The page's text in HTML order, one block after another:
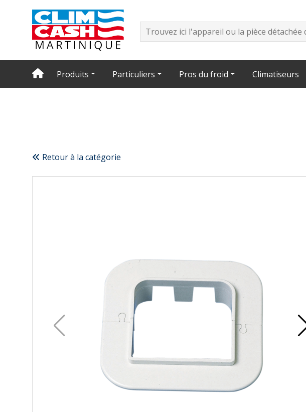
Produits Particuliers Pros du froid Climatiseurs
Retour à la catégorie